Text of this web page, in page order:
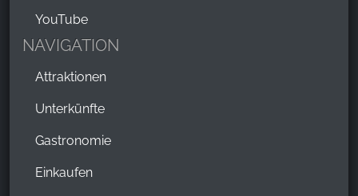
YouTube
NAVIGATION
Attraktionen
Unterkünfte
Gastronomie
Einkaufen